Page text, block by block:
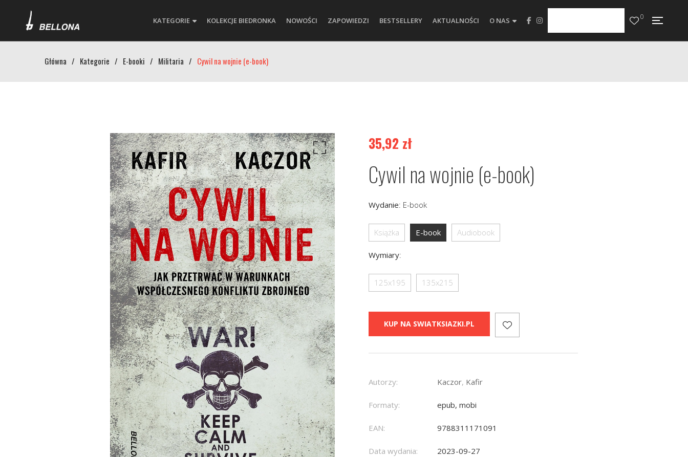
KATEGORIE KOLEKCJE BIEDRONKA NOWOŚCI ZAPOWIEDZI BESTSELLERY AKTUALNOŚCI O NAS 0
Główna / Kategorie / E-booki / Militaria / Cywil na wojnie (e-book)
35,92 zł
Cywil na wojnie (e-book)
Wydanie: E-book
Książka E-book Audiobook
Wymiary:
125x195 135x215
KUP NA SWIATKSIAZKI.PL
Autorzy: Kaczor, Kafir
Formaty: epub, mobi
EAN: 9788311171091
Data wydania: 2023-09-27